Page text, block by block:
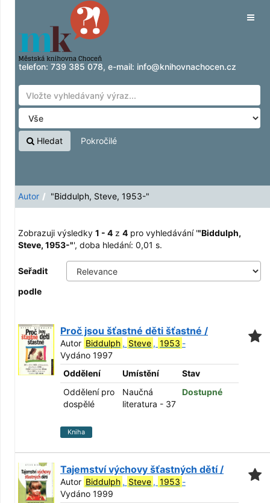
Zobrazuji výsledky1 - 4z
Přeskočit na obsah
telefon: 739 385 078, e-mail: info@knihovnachocen.cz
Hledat Pokročilé
Autor "Biddulph, Steve, 1953-"
Zobrazuji výsledky 1 - 4 z 4 pro vyhledávání '"Biddulph,
Steve, 1953-"', doba hledání: 0,01 s.
Seřadit
podle
Proč jsou šťastné děti šťastné /
Autor Biddulph , Steve , 1953 -
Vydáno 1997
Oddělení
Umístění
Stav
Oddělení pro
dospělé
Naučná
literatura - 37
Dostupné
Kniha
Tajemství výchovy šťastných dětí /
Autor Biddulph , Steve , 1953 -
Vydáno 1999